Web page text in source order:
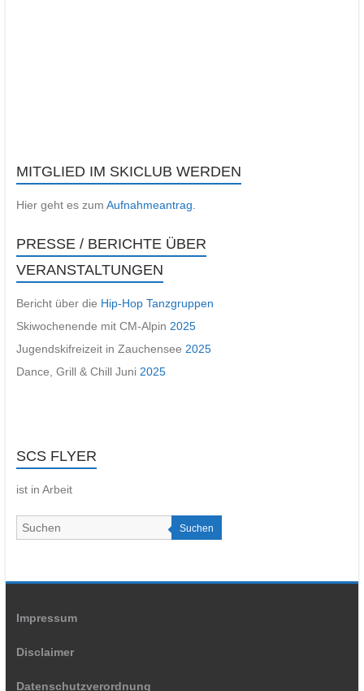
MITGLIED IM SKICLUB WERDEN
Hier geht es zum Aufnahmeantrag.
PRESSE / BERICHTE ÜBER
VERANSTALTUNGEN
Bericht über die Hip-Hop Tanzgruppen
Skiwochenende mit CM-Alpin 2025
Jugendskifreizeit in Zauchensee 2025
Dance, Grill & Chill Juni 2025
SCS FLYER
ist in Arbeit
Suchen
Impressum
Disclaimer
Datenschutzverordnung